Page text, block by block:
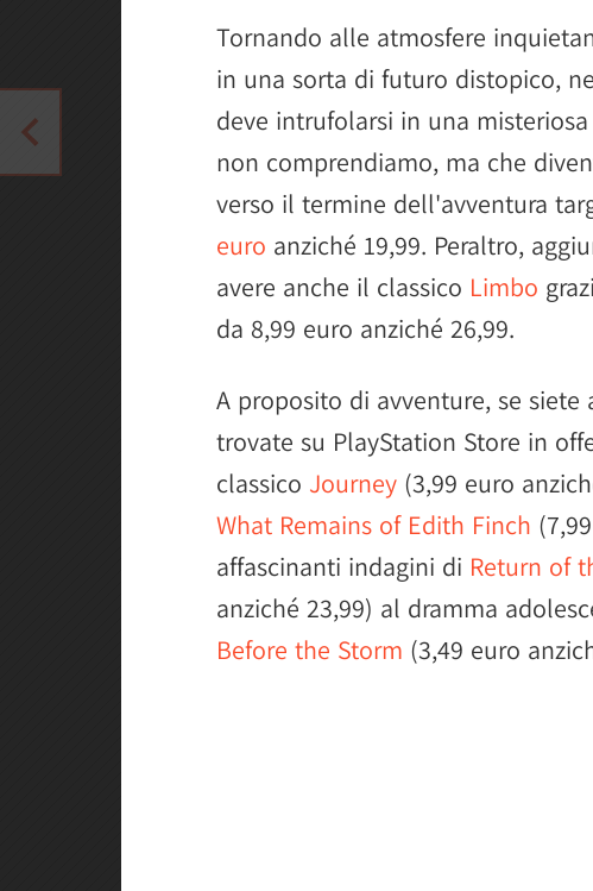
Tornando alle atmosfere
in una sorta di futuro distopico,
deve intrufolarsi in una
non comprendiamo, ma che
verso il termine dell'avventura
euro anziché 19,99. Peraltro,
avere anche il classico Limbo
da 8,99 euro anziché 26,99.
A proposito di avventure, se siete
trovate su PlayStation Store in
classico Journey (3,99 euro
What Remains of Edith Finch
affascinanti indagini di Return of
anziché 23,99) al dramma
Before the Storm (3,49 euro